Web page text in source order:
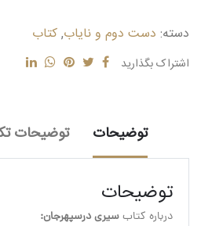
دسته: دست دوم و نایاب,کتاب
اشتراک بگذارید
توضیحات توضیحات
توضیحات
درباره کتاب سیری درسپهرجان: